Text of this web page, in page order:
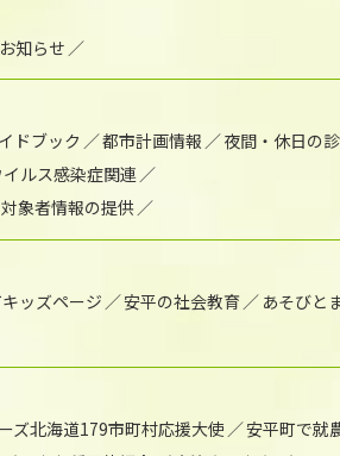
知らせ
ドブック 都市計画情報
夜間・休日の
ルス感染症関連
象者情報の提供
ッズページ 安平の社会教育
あそびと
ズ北海道179市町村応援大使
安平町で就